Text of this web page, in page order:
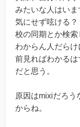
みたいな人はい
気にせず呟ける
校の同期とか検
わからん人だら
前見ればわかる
だと思う。
原因はmixiだろう
からね。